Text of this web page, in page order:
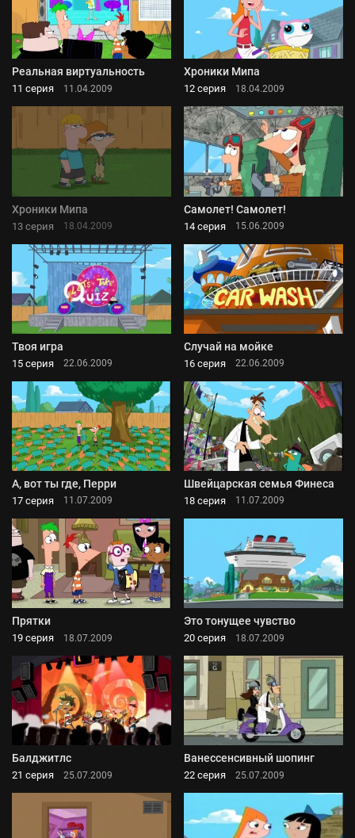
Реальная виртуальность
11 серия 11.04.2009
Хроники Мипа
12 серия 18.04.2009
Хроники Мипа
13 серия 18.04.2009
Самолет! Самолет!
14 серия 15.06.2009
Твоя игра
15 серия 22.06.2009
Случай на мойке
16 серия 22.06.2009
А, вот ты где, Перри
17 серия 11.07.2009
Швейцарская семья Финеса
18 серия 11.07.2009
Прятки
19 серия 18.07.2009
Это тонущее чувство
20 серия 18.07.2009
Балджитлс
21 серия 25.07.2009
Ванессенсивный шопинг
22 серия 25.07.2009